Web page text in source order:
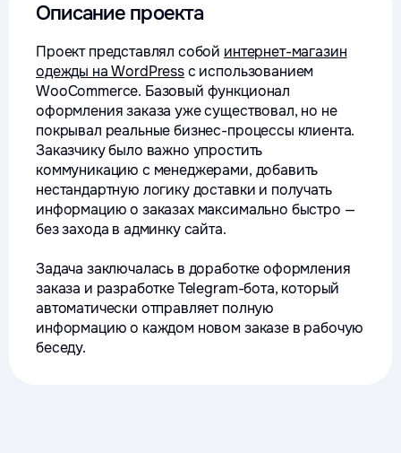
Описание проекта
Проект представлял собой интернет-магазин
одежды на WordPressс использованием
WooCommerce. Базовый функционал
оформления заказа уже существовал, но не
покрывал реальные бизнес-процессы клиента.
Заказчику было важно упростить
коммуникацию с менеджерами, добавить
нестандартную логику доставки и получать
информацию о заказах максимально быстро —
без захода в админку сайта.
Задача заключалась в доработке оформления
заказа и разработке Telegram-бота, который
автоматически отправляет полную
информацию о каждом новом заказе в рабочую
беседу.